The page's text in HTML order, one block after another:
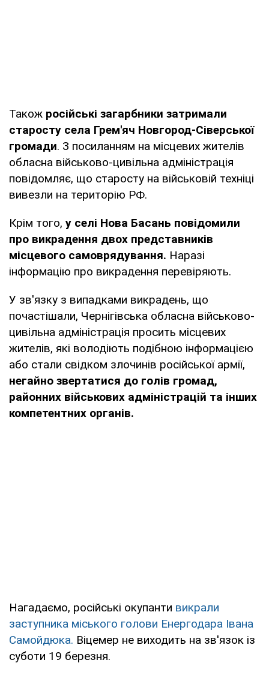
Також російські загарбники затримали
старосту села Грем'яч Новгород-Сіверської
громади. З посиланням на місцевих жителів
обласна військово-цивільна адміністрація
повідомляє, що старосту на військовій техніці
вивезли на територію РФ.
Крім того, у селі Нова Басань повідомили
про викрадення двох представників
місцевого самоврядування. Наразі
інформацію про викрадення перевіряють.
У зв'язку з випадками викрадень, що
почастішали, Чернігівська обласна військово-
цивільна адміністрація просить місцевих
жителів, які володіють подібною інформацією
або стали свідком злочинів російської армії,
негайно звертатися до голів громад,
районних військових адміністрацій та інших
компетентних органів.
Нагадаємо, російські окупанти викрали
заступника міського голови Енергодара Івана
Самойдюка. Віцемер не виходить на зв'язок із
суботи 19 березня.